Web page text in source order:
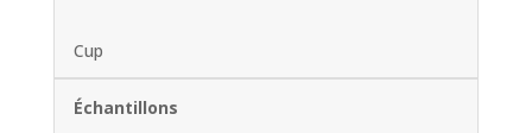
Cup
Échantillons